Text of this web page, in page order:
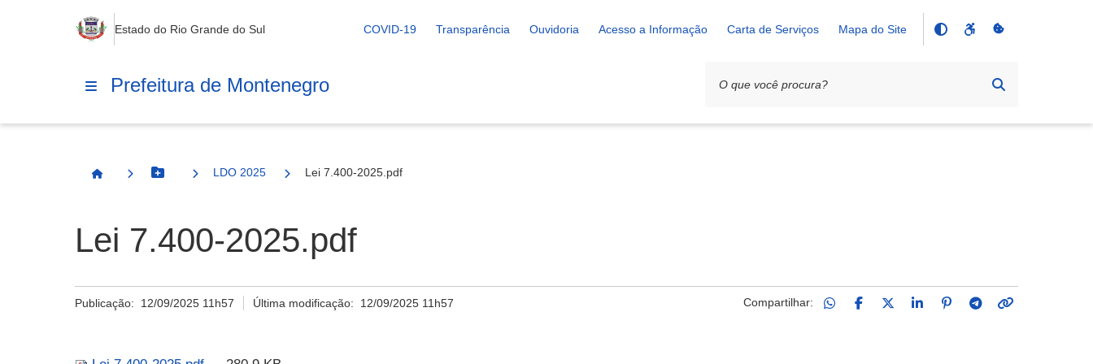
Estado do Rio Grande do Sul COVID-19 Transparência Ouvidoria Acesso a Informação Carta de Serviços Mapa do Site
Prefeitura de Montenegro
Página InicialBotão Menu
LDO 2025 Lei 7.400-2025.pdf
Lei 7.400-2025.pdf
Publicação: 12/09/2025 11h57 Última modificação: 12/09/2025 11h57 Compartilhar: